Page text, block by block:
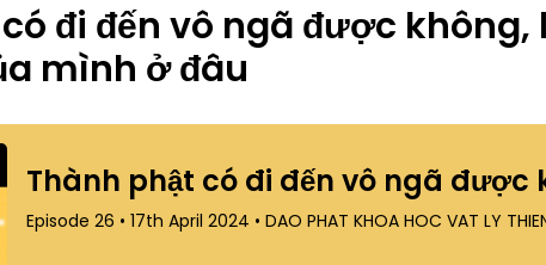
đi đến vô ngã được
mình ở đâu